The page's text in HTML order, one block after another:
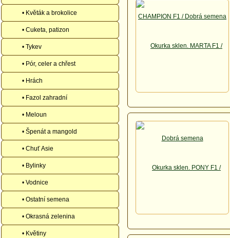
• Květák a brokolice
• Cuketa, patizon
• Tykev
• Pór, celer a chřest
• Hrách
• Fazol zahradní
• Meloun
• Špenát a mangold
• Chuť Asie
• Bylinky
• Vodnice
• Ostatní semena
• Okrasná zelenina
• Květiny